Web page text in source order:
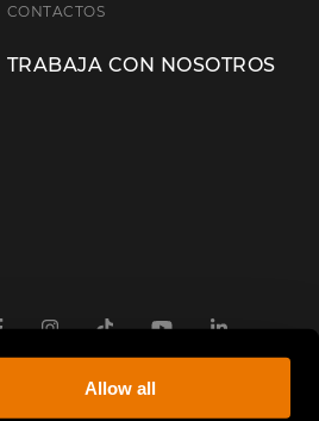
Allow all
CONTACTOS
TRABAJA CON NOSOTROS
FacebookInstagram
TikTokYoutubeLinkedin